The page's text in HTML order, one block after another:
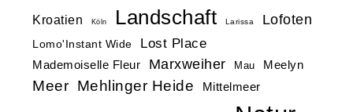
Kroatien Köln Landschaft Larissa Lofoten
Lomo'Instant Wide Lost Place
Mademoiselle Fleur Marxweiher Mau Meelyn
Meer Mehlinger Heide Mittelmeer